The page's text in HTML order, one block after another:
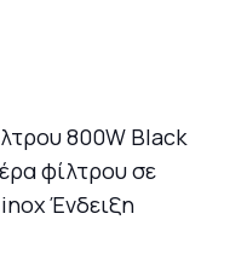
800W Black
φίλτρου σε
Ένδειξη